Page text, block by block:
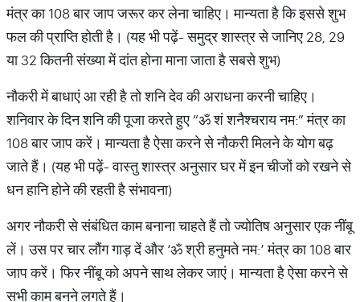
मंत्र का 108 बार जाप जरूर कर लेना चाहिए। मान्यता है कि इससे शुभ
फल की प्राप्ति होती है। (यह भी पढ़ें- समुद्र शास्त्र से जानिए 28, 29
या 32 कितनी संख्या में दांत होना माना जाता है सबसे शुभ)
नौकरी में बाधाएं आ रही है तो शनि देव की अराधना करनी चाहिए।
शनिवार के दिन शनि की पूजा करते हुए “ॐ शं शनैश्चराय नम:” मंत्र का
108 बार जाप करें। मान्यता है ऐसा करने से नौकरी मिलने के योग बढ़
जाते हैं। (यह भी पढ़ें- वास्तु शास्त्र अनुसार घर में इन चीजों को रखने से
धन हानि होने की रहती है संभावना)
अगर नौकरी से संबंधित काम बनाना चाहते हैं तो ज्योतिष अनुसार एक नींबू
लें। उस पर चार लौंग गाड़ दें और ‘ॐ श्री हनुमते नम:’ मंत्र का 108 बार
जाप करें। फिर नींबू को अपने साथ लेकर जाएं। मान्यता है ऐसा करने से
सभी काम बनने लगते हैं।